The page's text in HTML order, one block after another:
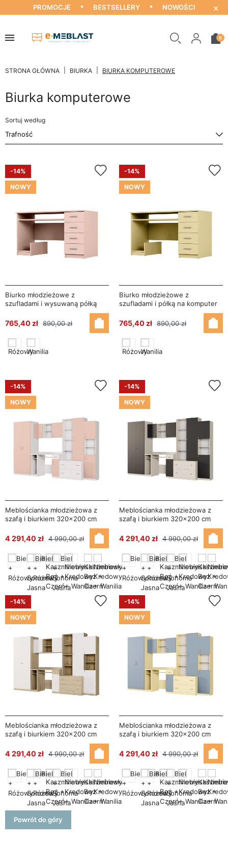
PROMOCJE BESTSELLERY NOWOŚCI ×
0
STRONA GŁÓWNA BIURKA BIURKA KOMPUTEROWE
Biurka komputerowe
Sortuj według
-14%
NOWY
Biurko młodzieżowe z
szufladami i wysuwaną półką
765,40 zł 890,00 zł
-14%
NOWY
Biurko młodzieżowe z
szufladami i półką na komputer
765,40 zł 890,00 zł
-14%
NOWY
Meblościanka młodzieżowa z
szafą i biurkiem 320×200 cm
4 291,40 zł 4 990,00 zł
-14%
NOWY
Meblościanka młodzieżowa z
szafą i biurkiem 320×200 cm
Kaszmirowy Beż / Czarny Onyx
– NEL
4 291,40 zł 4 990,00 zł
-14%
NOWY
Meblościanka młodzieżowa z
szafą i biurkiem 320×200 cm
4 291,40 zł 4 990,00 zł
-14%
NOWY
Meblościanka młodzieżowa z
szafą i biurkiem 320×200 cm
Wanilia / Niebieski Kredowy –
NEL
4 291,40 zł 4 990,00 zł
Powrót do góry